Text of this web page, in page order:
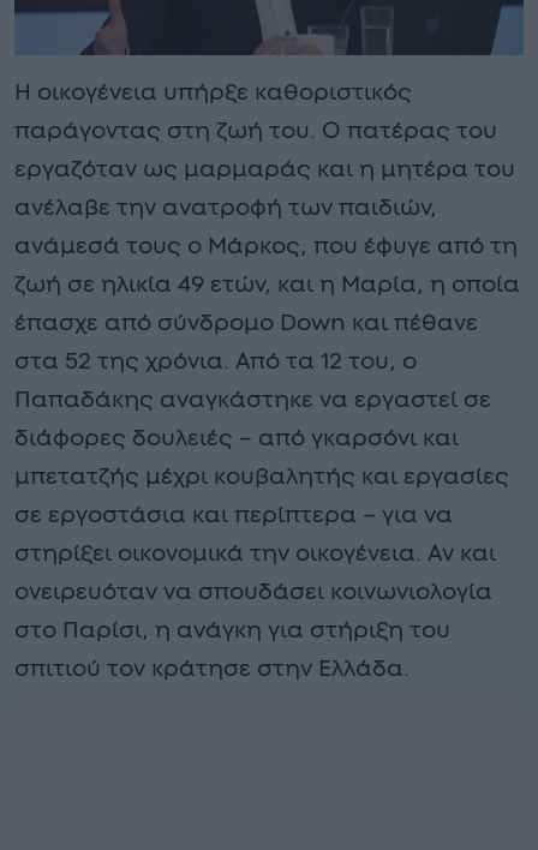
Η οικογένεια υπήρξε καθοριστικός
παράγοντας στη ζωή του. Ο πατέρας του
εργαζόταν ως μαρμαράς και η μητέρα του
ανέλαβε την ανατροφή των παιδιών,
ανάμεσά τους ο Μάρκος, που έφυγε από τη
ζωή σε ηλικία 49 ετών, και η Μαρία, η οποία
έπασχε από σύνδρομο Down και πέθανε
στα 52 της χρόνια. Από τα 12 του, ο
Παπαδάκης αναγκάστηκε να εργαστεί σε
διάφορες δουλειές – από γκαρσόνι και
μπετατζής μέχρι κουβαλητής και εργασίες
σε εργοστάσια και περίπτερα – για να
στηρίξει οικονομικά την οικογένεια. Αν και
ονειρευόταν να σπουδάσει κοινωνιολογία
στο Παρίσι, η ανάγκη για στήριξη του
σπιτιού τον κράτησε στην Ελλάδα.